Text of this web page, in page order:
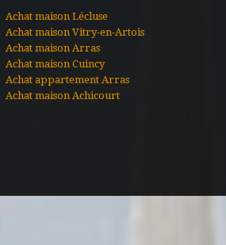
Achat maison Lécluse
Achat maison Vitry-en-Artois
Achat maison Arras
Achat maison Cuincy
Achat appartement Arras
Achat maison Achicourt